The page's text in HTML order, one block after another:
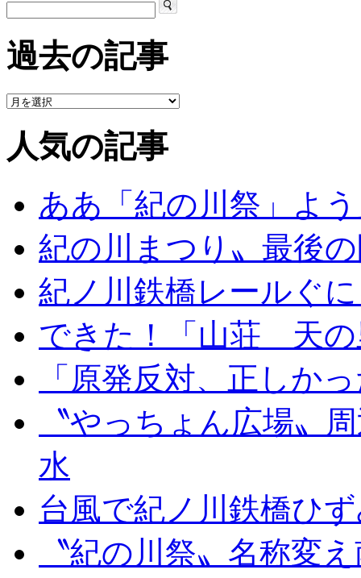
過去の記事
人気の記事
ああ「紀の川祭」よ
紀の川まつり〟最後
紀ノ川鉄橋レールぐ
できた！「山荘 天の
「原発反対、正しか
〝やっちょん広場〟
水
台風で紀ノ川鉄橋ひ
〝紀の川祭〟名称変